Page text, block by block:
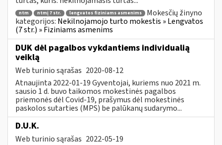
ntm ntmį 7 str. lengvatos fiziniams asmenims
Mokesčių žinyno
kategorijos: Nekilnojamojo turto mokestis » Lengvatos
(7 str.) » Fiziniams asmenims
DUK dėl pagalbos vykdantiems individualią
veiklą
Web turinio sąrašas 2020-08-12
Atnaujinta 2022-01-19 Gyventojai, kuriems nuo 2021 m.
sausio 1 d. buvo taikomos mokestinės pagalbos
priemonės dėl Covid-19, prašymus dėl mokestinės
paskolos sutarties (MPS) be palūkanų sudarymo...
D.U.K.
Web turinio sąrašas 2022-05-19